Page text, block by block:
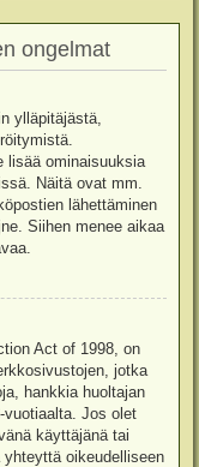
ongelmat
ylläpitäjästä,
lisää ominaisuuksia
Näitä ovat mm.
lähettäminen
Siihen menee aikaa
Act of 1998, on
jotka
hankkia huoltajan
vuotiaalta. Jos olet
käyttäjänä tai
oikeudelliseen